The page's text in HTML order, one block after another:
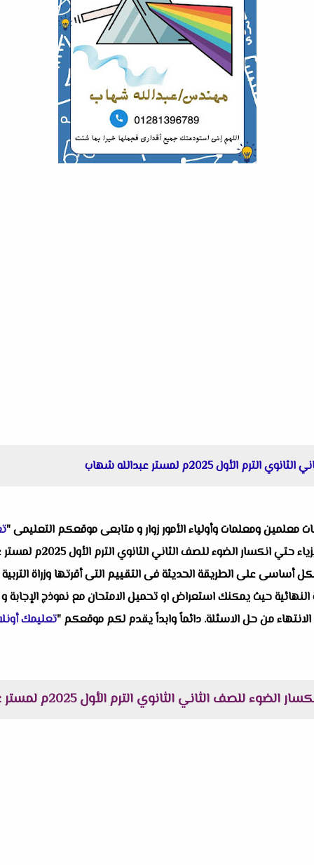
2025م لمستر عبدالله شهاب
معلمين ومعلمات وأولياء الأمور زوار و متابعى موقعكم التعليمى "
واحد من انفراداتنا
أساسى على الطريقة الحديثة فى التقييم التى أقرتها وزراة التربية
حيث يمكنك استعراض او تحميل الامتحان مع نموذج الإجابة
الانتهاء من حل الاسئلة. دائماً وابداً يقدم لكم موقعكم "تعليمك
للصف الثاني الثانوي الترم الأول 2025م لمستر عبدالله شهاب